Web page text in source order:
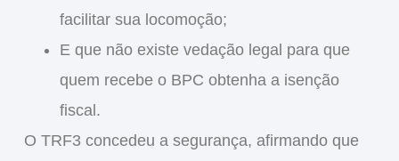
facilitar sua locomoção;
E que não existe vedação legal para que
quem recebe o BPC obtenha a isenção
fiscal.
O TRF3 concedeu a segurança, afirmando que